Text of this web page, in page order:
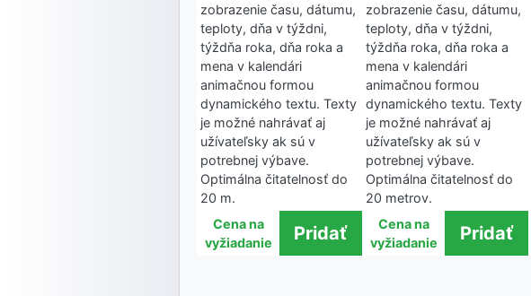
zobrazenie času, dátumu,
teploty, dňa v týždni,
týždňa roka, dňa roka a
mena v kalendári
animačnou formou
dynamického textu. Texty
je možné nahrávať aj
užívateľsky ak sú v
potrebnej výbave.
Optimálna čitatelnosť do
20 m.
Cena na
vyžiadanie
zobrazenie času, dátumu,
teploty, dňa v týždni,
týždňa roka, dňa roka a
mena v kalendári
animačnou formou
dynamického textu. Texty
je možné nahrávať aj
užívateľsky ak sú v
potrebnej výbave.
Optimálna čitatelnosť do
20 metrov.
Cena na
vyžiadanie